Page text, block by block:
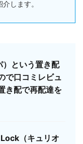
します。
）という置き配
で口コミレビュ
き配で再配達を
（キュリオ